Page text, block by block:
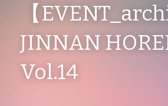
【
JINNAN
Vol.14